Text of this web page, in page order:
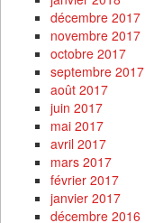
décembre 2017
novembre 2017
octobre 2017
septembre 2017
août 2017
juin 2017
mai 2017
avril 2017
mars 2017
février 2017
janvier 2017
décembre 2016